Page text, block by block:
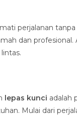
perjalanan
dan profesional.
lepas kunci adalah
Mulai dari